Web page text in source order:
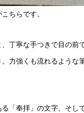
ちらです。
丁寧な手つきで目の前
。力強くも流れるよう
「奉拝」の文字、そし